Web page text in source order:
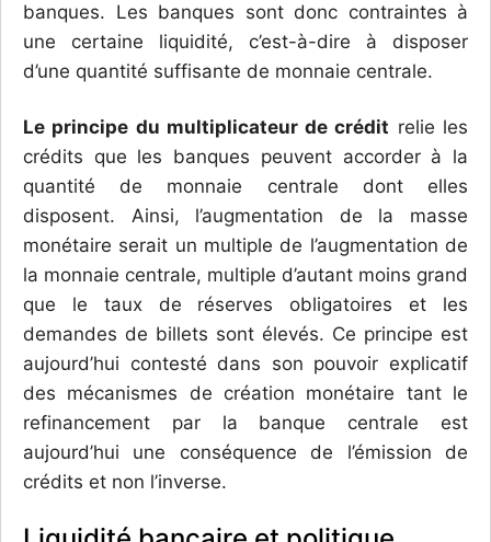
banques. Les banques sont donc contraintes à
une certaine liquidité, c’est-à-dire à disposer
d’une quantité suffisante de monnaie centrale.
Le principe du multiplicateur de crédit relie les
crédits que les banques peuvent accorder à la
quantité de monnaie centrale dont elles
disposent. Ainsi, l’augmentation de la masse
monétaire serait un multiple de l’augmentation de
la monnaie centrale, multiple d’autant moins grand
que le taux de réserves obligatoires et les
demandes de billets sont élevés. Ce principe est
aujourd’hui contesté dans son pouvoir explicatif
des mécanismes de création monétaire tant le
refinancement par la banque centrale est
aujourd’hui une conséquence de l’émission de
crédits et non l’inverse.